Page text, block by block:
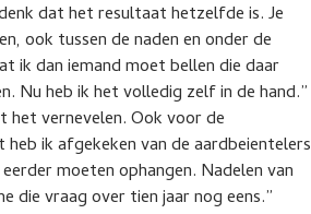
dat het resultaat hetzelfde is. Je
ook tussen de naden en onder de
ik dan iemand moet bellen die daar
heb ik het volledig zelf in de hand.”
vernevelen. Ook voor de
ik afgekeken van de aardbeientelers
moeten ophangen. Nadelen van
die vraag over tien jaar nog eens.”